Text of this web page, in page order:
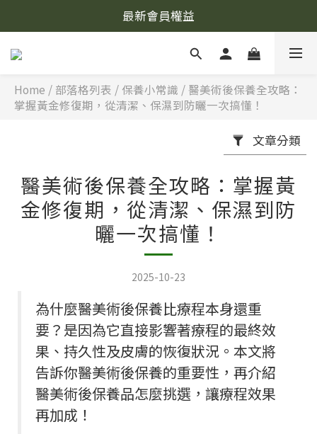
最新會員權益
Home / 部落格列表 / 保養小常識 / 醫美術後保養全攻略：
掌握黃金修復期，從清潔、保濕到防曬一次搞懂！
文章分類
醫美術後保養全攻略：掌握黃
金修復期，從清潔、保濕到防
曬一次搞懂！
2025-10-23
為什麼醫美術後保養比療程本身還重
要？是因為它直接影響著療程的最終效
果、持久性及皮膚的恢復狀況。本文將
告訴你醫美術後保養的重要性，再介紹
醫美術後保養品怎麼挑選，讓療程效果
再加成！